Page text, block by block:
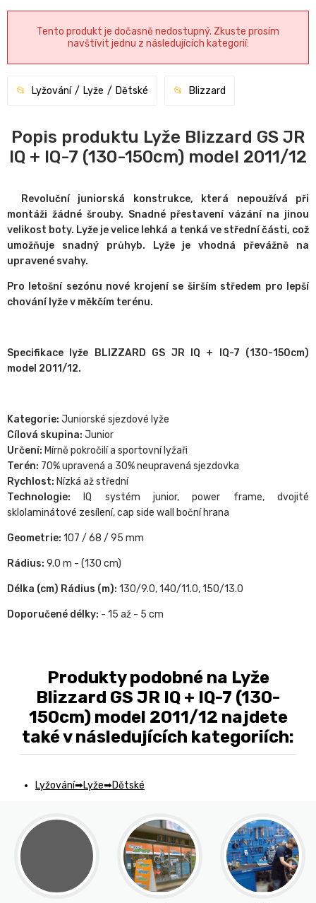
Tento produkt je dočasně nedostupný. Zkuste prosím
navštívit jednu z následujících kategorií:
Lyžování Lyže Dětské Blizzard
Popis produktu Lyže Blizzard GS JR
IQ + IQ-7 (130-150cm) model 2011/12
Revoluční juniorská konstrukce, která nepoužívá při
montáži žádné šrouby. Snadné přestavení vázání na jinou
velikost boty. Lyže je velice lehká a tenká ve střední části, což
umožňuje snadný průhyb. Lyže je vhodná převážně na
upravené svahy.
Pro letošní sezónu nové krojení se širším středem pro lepší
chování lyže v měkčím terénu.
Specifikace lyže BLIZZARD GS JR IQ + IQ-7 (130-150cm)
model 2011/12.
Kategorie: Juniorské sjezdové lyže
Cílová skupina: Junior
Určení: Mírně pokročilí a sportovní lyžaři
Terén: 70% upravená a 30% neupravená sjezdovka
Rychlost: Nízká až střední
Technologie: IQ systém junior, power frame, dvojité
sklolaminátové zesílení, cap side wall boční hrana
Geometrie: 107 / 68 / 95 mm
Rádius: 9.0 m - (130 cm)
Délka (cm) Rádius (m): 130/9.0, 140/11.0, 150/13.0
Doporučené délky: - 15 až - 5 cm
Produkty podobné na Lyže
Blizzard GS JR IQ + IQ-7 (130-
150cm) model 2011/12 najdete
také v následujících kategoriích:
Lyžování Lyže Dětské